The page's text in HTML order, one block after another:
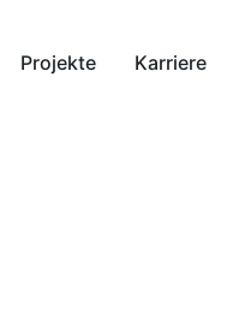
Projekte Karriere